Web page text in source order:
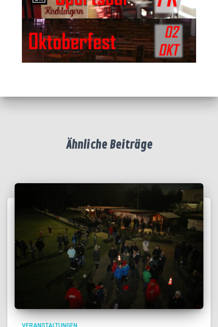
Ähnliche Beiträge
VERANSTALTUNGEN